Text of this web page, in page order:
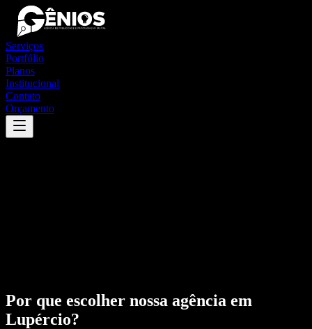
Serviços
Portfólio
Planos
Institucional
Contato
Orçamento
Por que escolher nossa agência em
Lupércio?